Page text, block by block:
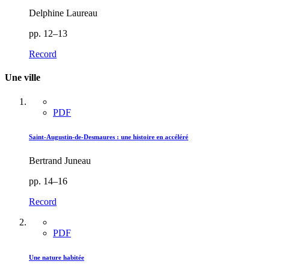
Delphine Laureau
pp. 12–13
Record
Une ville
PDF
Saint-Augustin-de-Desmaures : une histoire en accéléré
Bertrand Juneau
pp. 14–16
Record
PDF
Une nature habitée